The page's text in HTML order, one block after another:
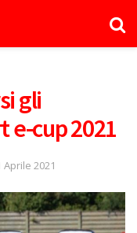
gli
e-cup 2021
Aprile 2021